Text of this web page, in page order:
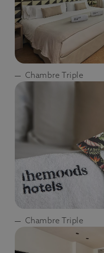
Chambre Triple
Chambre Triple